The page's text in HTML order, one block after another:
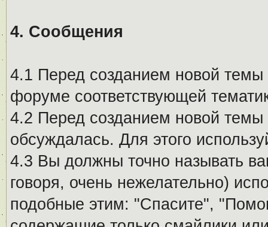
4. Сообщения
4.1 Перед созданием новой темы
форуме соответствующей
4.2 Перед созданием новой
обсуждалась. Для этого
4.3 Вы должны точно называть
говоря, очень нежелательно)
подобные этим: "Спасите",